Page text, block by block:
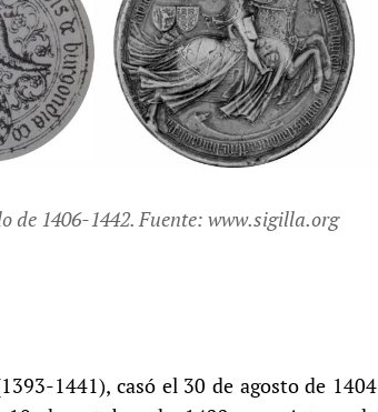
de 1406-1442. Fuente: www.sigilla.org
1441), casó el 30 de agosto de 1404